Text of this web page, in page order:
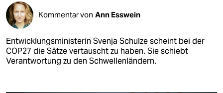
Kommentar von Ann Esswein
Entwicklungsministerin Svenja Schulze scheint bei der
COP27 die Sätze vertauscht zu haben. Sie schiebt
Verantwortung zu den Schwellenländern.